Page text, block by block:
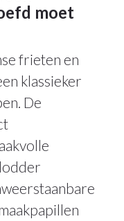
moet
frieten en
klassieker
De